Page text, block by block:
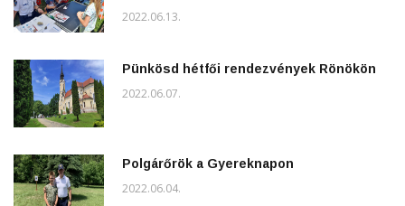
2022.06.13.
Pünkösd hétfői rendezvények Rönökön
2022.06.07.
Polgárőrök a Gyereknapon
2022.06.04.